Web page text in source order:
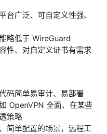
台广泛、可自定义性强、
略低于 WireGuard
性、对自定义证书有需求
码简单易审计、易部署
OpenVPN 全面、在某些
策略
简单配置的场景，远程工